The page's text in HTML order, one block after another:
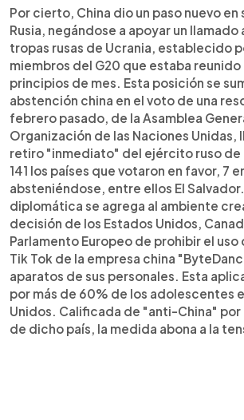
Por cierto, China dio un paso nuevo en
Rusia, negándose a apoyar un llamado
tropas rusas de Ucrania, establecido
miembros del G20 que estaba reunido
principios de mes. Esta posición se
abstención china en el voto de una
febrero pasado, de la Asamblea
Organización de las Naciones Unidas,
retiro "inmediato" del ejército ruso de
141 los países que votaron en favor, 7
absteniéndose, entre ellos El
diplomática se agrega al ambiente
decisión de los Estados Unidos,
Parlamento Europeo de prohibir el uso
Tik Tok de la empresa china
aparatos de sus personales. Esta
por más de 60% de los adolescentes
Unidos. Calificada de "anti-China"
de dicho país, la medida abona a la